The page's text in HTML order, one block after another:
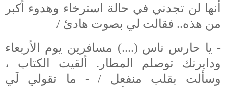
أنها لن تجدني في حالة استرخاء وهدوء أكبر
من هذه.. فقالت لي بصوت هادئ /
- يا حارس ناس (....) مسافرين يوم الأربعاء
ودايرنك توصلم المطار .
ألقيت الكتاب ،
وسألت بقلب منفعل / - ما تقولي لَي